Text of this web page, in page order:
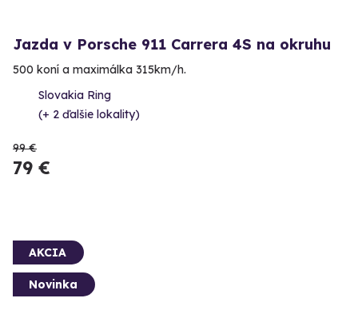
Jazda v Porsche 911 Carrera 4S na okruhu
500 koní a maximálka 315km/h.
Slovakia Ring
(+ 2 ďalšie lokality)
99 €
79 €
AKCIA
Novinka